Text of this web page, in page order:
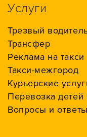
Услуги
Трезвый
Трансфер
Реклама на такси
Такси-межгород
Курьерские
Перевозка
Вопросы и ответы